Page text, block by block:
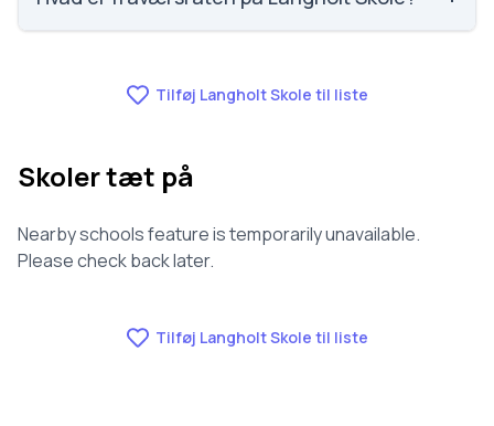
Tilføj Langholt Skole til liste
Skoler tæt på
Nearby schools feature is temporarily unavailable.
Please check back later.
Tilføj Langholt Skole til liste